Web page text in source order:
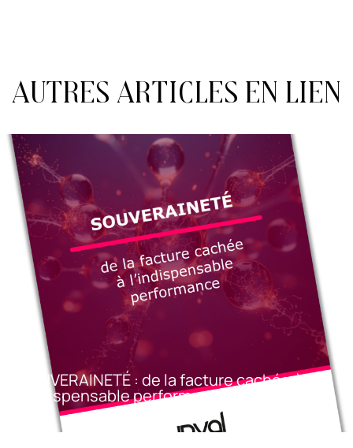
Autres articles en lien
SOUVERAINETÉ : de la facture cachée à
l’indispensable performance